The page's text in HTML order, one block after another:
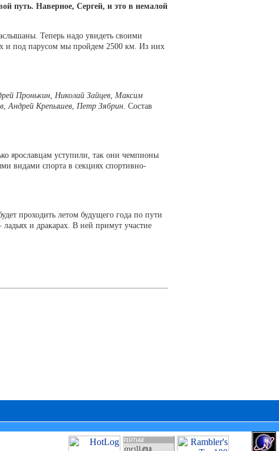
путь. Наверное, Сергей, и это в немалой
Теперь надо увидеть своими
и под парусом мы пройдем 2500 км. Из них
Пронькин Николай Зайцев Максим
Андрей Крепышев Петр Зябрин . Состав
ярославцам уступили, так они чемпионы
видами спорта в секциях спортивно-
проходить летом будущего года по пути
и дракарах. В ней примут участие